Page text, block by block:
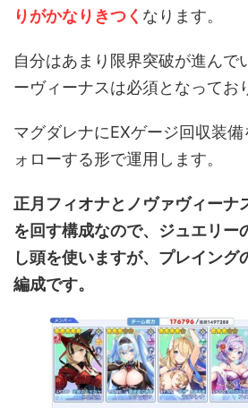
りがかなりきつく なります。
自分はあまり限界突破が進んで
ーヴィーナスは必須となってお
マグダレナにEXゲージ回収装
ォローする形で運用します。
正月フィオナとノヴァヴィーナ
を回す構成なので、ジュエリー
し頭を使いますが、プレイング
編成です。